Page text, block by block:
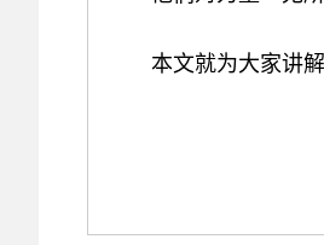
本文就为大家讲